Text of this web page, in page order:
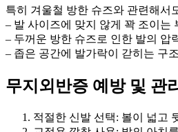
특히 겨울철 방한 슈즈와 관련해서
– 발 사이즈에 맞지 않게 꽉 조이는
– 두꺼운 방한 슈즈로 인한 발의 압
– 좁은 공간에 발가락이 갇히는 구
무지외반증 예방 및 관
적절한 신발 선택: 볼이 넓고